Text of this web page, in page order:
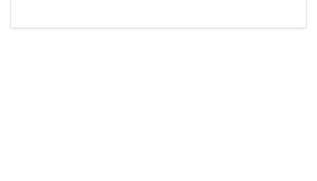
Der Weinbau dominert heute nicht mehr, ist aber integrativer